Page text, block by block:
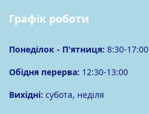
Графік роботи
Понеділок - П'ятниця: 8:30-17:00
Обідня перерва: 12:30-13:00
Вихідні: субота, неділя